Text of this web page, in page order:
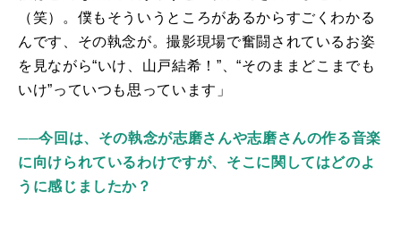
（笑）。僕もそういうところがあるからすごくわかる
んです、その執念が。撮影現場で奮闘されているお姿
を見ながら“いけ、山戸結希！ ”、“そのままどこまでも
いけ”っていつも思っています」
──今回は、その執念が志磨さんや志磨さんの作る音楽
に向けられているわけですが、そこに関してはどのよ
うに感じましたか？